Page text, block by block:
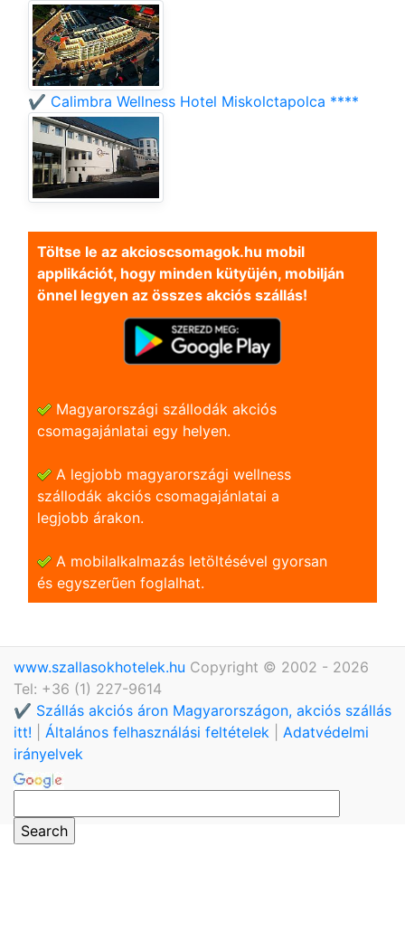
✔️ Calimbra Wellness Hotel Miskolctapolca ****
Töltse le az akcioscsomagok.hu mobil
applikációt, hogy minden kütyüjén, mobilján
önnel legyen az összes akciós szállás!
Magyarországi szállodák akciós
csomagajánlatai egy helyen.
A legjobb magyarországi wellness
szállodák akciós csomagajánlatai a
legjobb árakon.
A mobilalkalmazás letöltésével gyorsan
és egyszerũen foglalhat.
www.szallasokhotelek.hu Copyright © 2002 - 2026
Tel: +36 (1) 227-9614
✔️ Szállás akciós áron Magyarországon, akciós szállás
itt!
Általános felhasználási feltételek
Adatvédelmi
irányelvek